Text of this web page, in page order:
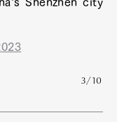
Shenzhen city
3/10